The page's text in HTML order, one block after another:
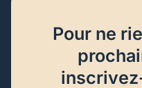
Pour ne